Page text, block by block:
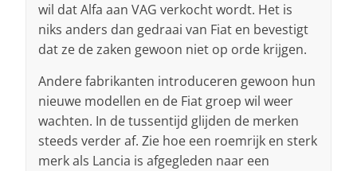
wil dat Alfa aan VAG verkocht wordt. Het is
niks anders dan gedraai van Fiat en bevestigt
dat ze de zaken gewoon niet op orde krijgen.
Andere fabrikanten introduceren gewoon hun
nieuwe modellen en de Fiat groep wil weer
wachten. In de tussentijd glijden de merken
steeds verder af. Zie hoe een roemrijk en sterk
merk als Lancia is afgegleden naar een